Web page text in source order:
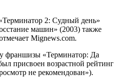
2: Судный день»
машин» (2003) также
Mignews.com.
франшизы «Терминатор: Да
присвоен возрастной рейтинг
не рекомендован»).